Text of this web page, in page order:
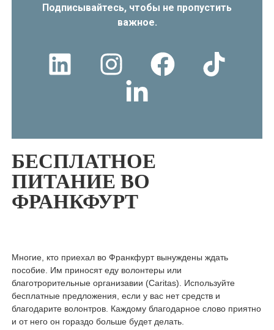
Подписывайтесь, чтобы не пропустить
важное.
БЕСПЛАТНОЕ
ПИТАНИЕ ВО
ФРАНКФУРТ
Многие, кто приехал во Франкфурт вынуждены ждать
пособие. Им приносят еду волонтеры или
благотрорительные организавии (Caritas). Используйте
бесплатные предложения, если у вас нет средств и
благодарите волонтров. Каждому благодарное слово приятно
и от него он гораздо больше будет делать.